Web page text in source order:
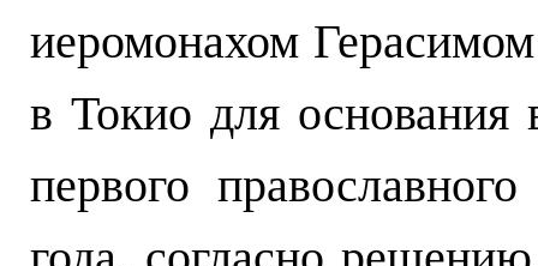
иеромонахом
в Токио для основания
первого